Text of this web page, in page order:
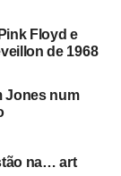
Floyd e
de 1968
Jones num
na… art